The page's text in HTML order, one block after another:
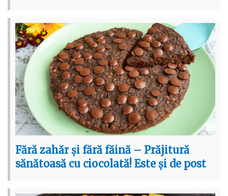
Fără zahăr și fără făină – Prăjitură
sănătoasă cu ciocolată! Este și de post